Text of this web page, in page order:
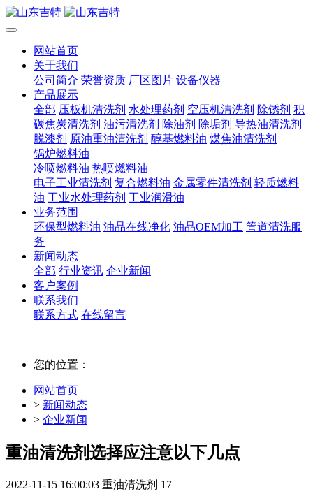
网站首页
关于我们
公司简介 荣誉资质 厂区图片 设备仪器
产品展示
全部 压板机清洗剂 水处理药剂 空压机清洗剂 除锈剂 积
碳焦炭清洗剂 油污清洗剂 除油剂 除垢剂 导热油清洗剂
脱漆剂 原油重油清洗剂 醇基燃料油 煤焦油清洗剂
锅炉燃料油
冷喷燃料油 热喷燃料油
电子工业清洗剂 复合燃料油 金属零件清洗剂 轻质燃料
油 工业水处理药剂 工业润滑油
业务范围
环保型燃料油 油品在线净化 油品OEM加工 管道清洗服
务
新闻动态
全部 行业资讯 企业新闻
客户案例
联系我们
联系方式 在线留言
您的位置：
网站首页
> 新闻动态
> 企业新闻
重油清洗剂选择应注意以下几点
2022-11-15 16:00:03 重油清洗剂 17